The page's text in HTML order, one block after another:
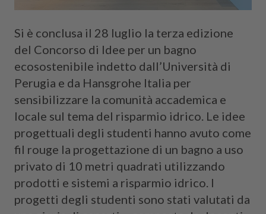
Si è conclusa il 28 luglio la terza edizione
del Concorso di Idee per un bagno
ecosostenibile indetto dall’Università di
Perugia e da Hansgrohe Italia per
sensibilizzare la comunità accademica e
locale sul tema del risparmio idrico. Le idee
progettuali degli studenti hanno avuto come
fil rouge la progettazione di un bagno a uso
privato di 10 metri quadrati utilizzando
prodotti e sistemi a risparmio idrico. I
progetti degli studenti sono stati valutati da